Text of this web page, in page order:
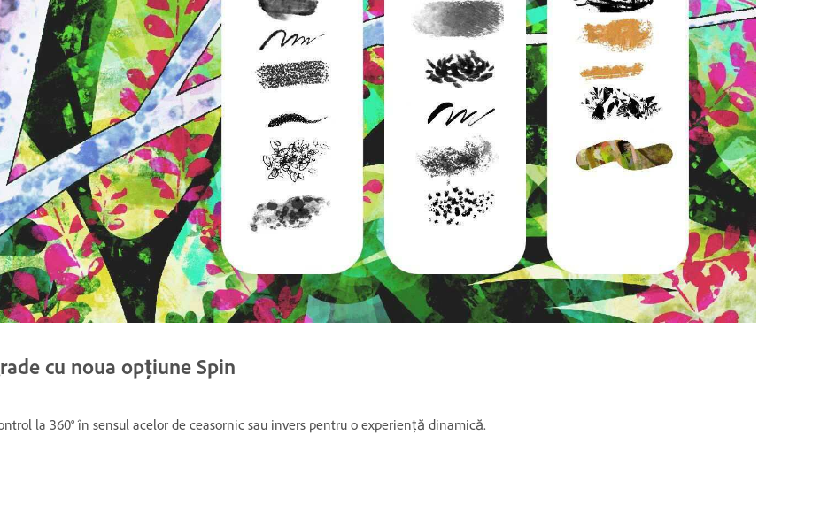
cu noua opțiune Spin
la 360° în sensul acelor de ceasornic sau invers pentru o experiență dinamică.